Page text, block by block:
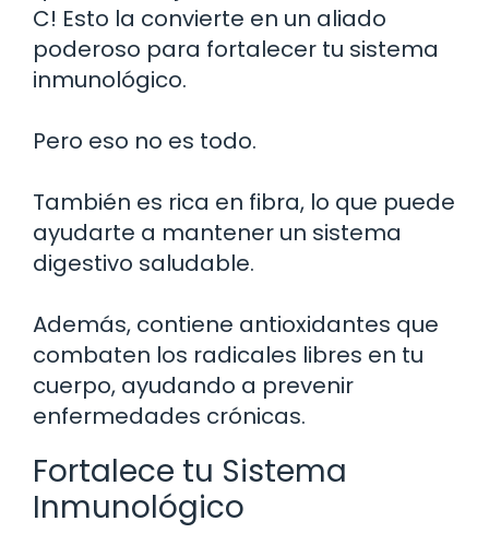
C! Esto la convierte en un aliado
poderoso para fortalecer tu sistema
inmunológico.
Pero eso no es todo.
También es rica en fibra, lo que puede
ayudarte a mantener un sistema
digestivo saludable.
Además, contiene antioxidantes que
combaten los radicales libres en tu
cuerpo, ayudando a prevenir
enfermedades crónicas.
Fortalece tu Sistema
Inmunológico